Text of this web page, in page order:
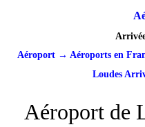
Aéroport → Aéroports en
Loudes
Aéroport de